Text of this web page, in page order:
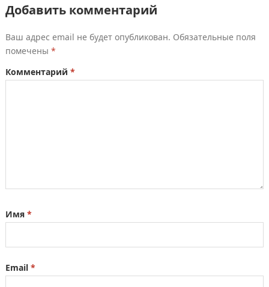
Добавить комментарий
Ваш адрес email не будет опубликован. Обязательные поля
помечены *
Комментарий *
Имя *
Email *